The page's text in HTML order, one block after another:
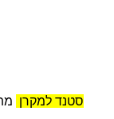
סטנד למקרן